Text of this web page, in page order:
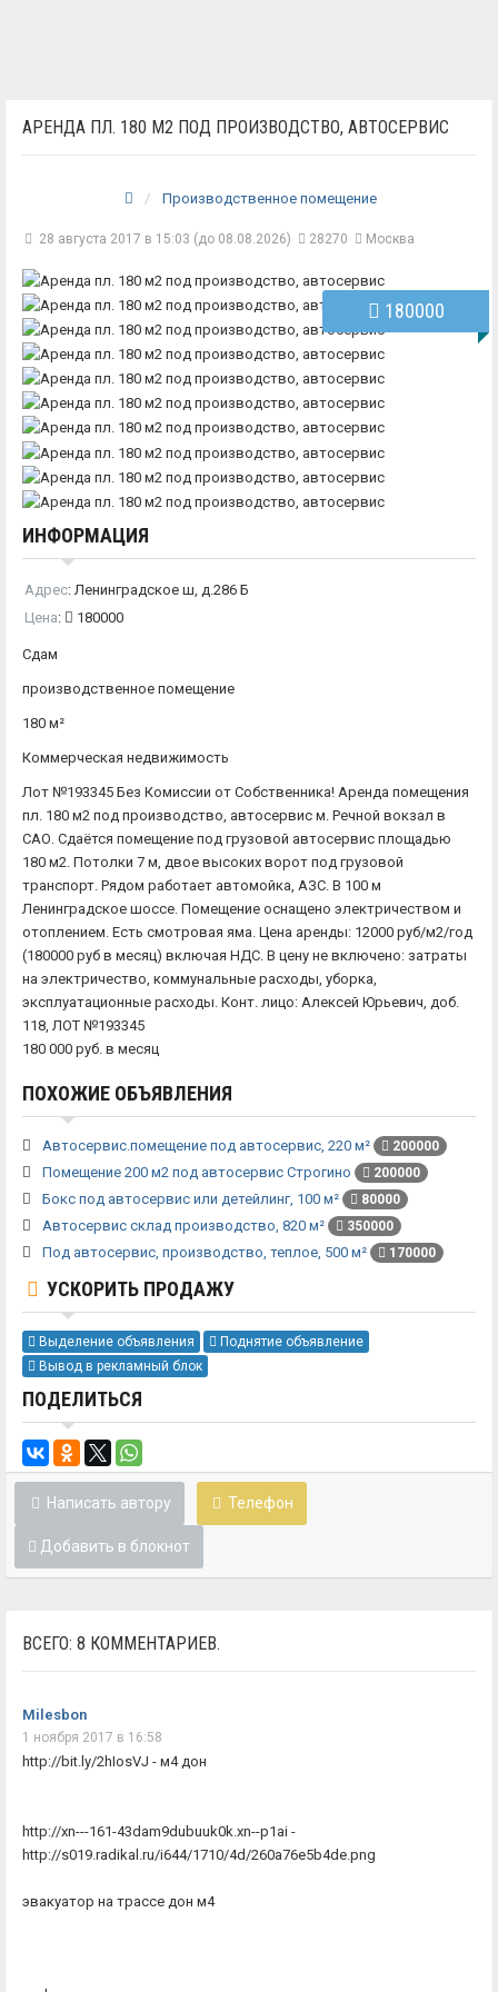
АРЕНДА ПЛ. 180 М2 ПОД ПРОИЗВОДСТВО, АВТОСЕРВИС
Производственное помещение
28 августа 2017 в 15:03 (до 08.08.2026) 28270 Москва
180000
ИНФОРМАЦИЯ
Адрес: Ленинградское ш, д.286 Б
Цена: 180000
Сдам
производственное помещение
180 м²
Коммерческая недвижимость
Лот №193345 Без Комиссии от Собственника! Аренда помещения
пл. 180 м2 под производство, автосервис м. Речной вокзал в
САО. Сдаётся помещение под грузовой автосервис площадью
180 м2. Потолки 7 м, двое высоких ворот под грузовой
транспорт. Рядом работает автомойка, АЗС. В 100 м
Ленинградское шоссе. Помещение оснащено электричеством и
отоплением. Есть смотровая яма. Цена аренды: 12000 руб/м2/год
(180000 руб в месяц) включая НДС. В цену не включено: затраты
на электричество, коммунальные расходы, уборка,
эксплуатационные расходы. Конт. лицо: Алексей Юрьевич, доб.
118, ЛОТ №193345
180 000 руб. в месяц
ПОХОЖИЕ ОБЪЯВЛЕНИЯ
Автосервис.помещение под автосервис, 220 м² 200000
Помещение 200 м2 под автосервис Строгино 200000
Бокс под автосервис или детейлинг, 100 м² 80000
Автосервис склад производство, 820 м² 350000
Под автосервис, производство, теплое, 500 м² 170000
УСКОРИТЬ ПРОДАЖУ
Выделение объявления
Поднятие объявление
Вывод в рекламный блок
ПОДЕЛИТЬСЯ
Написать автору Телефон
Добавить в блокнот
ВСЕГО: 8 КОММЕНТАРИЕВ.
Milesbon
1 ноября 2017 в 16:58
http://bit.ly/2hIosVJ - м4 дон
http://xn---161-43dam9dubuuk0k.xn--p1ai -
http://s019.radikal.ru/i644/1710/4d/260a76e5b4de.png
эвакуатор на трассе дон м4